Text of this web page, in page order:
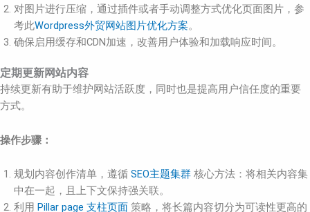
对图片进行压缩，通过插件或者手动调整方式优化页面图片，参
考此Wordpress外贸网站图片优化方案。
确保启用缓存和CDN加速，改善用户体验和加载响应时间。
定期更新网站内容
持续更新有助于维护网站活跃度，同时也是提高用户信任度的重要
方式。
操作步骤：
规划内容创作清单，遵循 SEO主题集群 核心方法：将相关内容集
中在一起，且上下文保持强关联。
利用 Pillar page 支柱页面 策略，将长篇内容切分为可读性更高的